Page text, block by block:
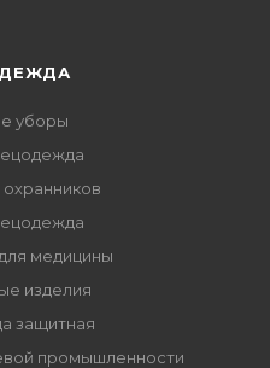
уборы
медицины
изделия
защитная
промышленности